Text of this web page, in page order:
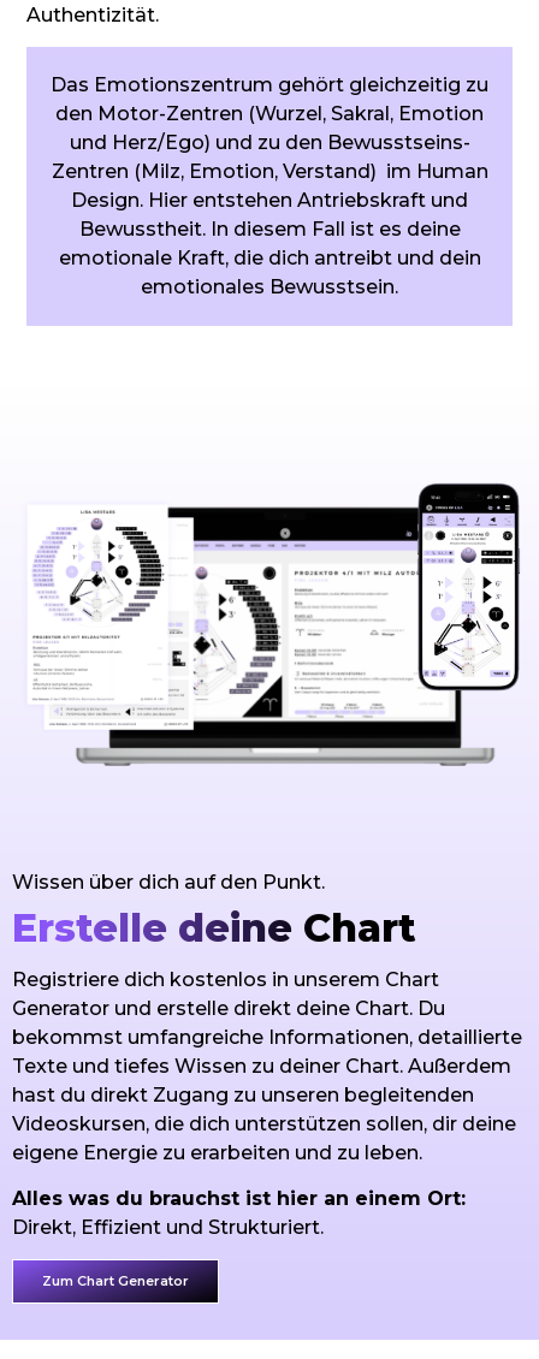
Authentizität.
Das Emotionszentrum gehört gleichzeitig zu
den Motor-Zentren (Wurzel, Sakral, Emotion
und Herz/Ego) und zu den Bewusstseins-
Zentren (Milz, Emotion, Verstand) im Human
Design. Hier entstehen Antriebskraft und
Bewusstheit. In diesem Fall ist es deine
emotionale Kraft, die dich antreibt und dein
emotionales Bewusstsein.
Wissen über dich auf den Punkt.
Erstelle deine Chart
Registriere dich kostenlos in unserem Chart
Generator und erstelle direkt deine Chart. Du
bekommst umfangreiche Informationen, detaillierte
Texte und tiefes Wissen zu deiner Chart. Außerdem
hast du direkt Zugang zu unseren begleitenden
Videoskursen, die dich unterstützen sollen, dir deine
eigene Energie zu erarbeiten und zu leben.
Alles was du brauchst ist hier an einem Ort:
Direkt, Effizient und Strukturiert.
Zum Chart Generator